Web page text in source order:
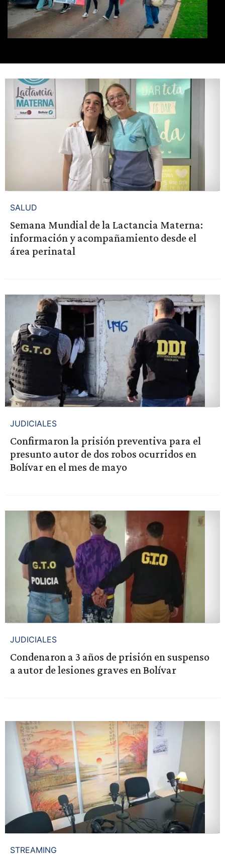
SALUD
Semana Mundial de la Lactancia Materna:
información y acompañamiento desde el
área perinatal
JUDICIALES
Confirmaron la prisión preventiva para el
presunto autor de dos robos ocurridos en
Bolívar en el mes de mayo
JUDICIALES
Condenaron a 3 años de prisión en suspenso
a autor de lesiones graves en Bolívar
STREAMING